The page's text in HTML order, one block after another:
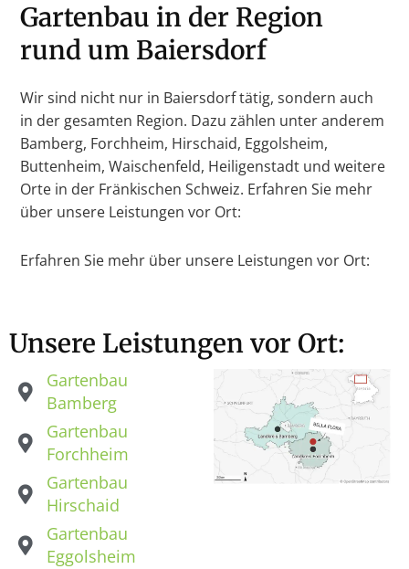
Gartenbau in der Region
rund um Baiersdorf
Wir sind nicht nur in Baiersdorf tätig, sondern auch
in der gesamten Region. Dazu zählen unter anderem
Bamberg, Forchheim, Hirschaid, Eggolsheim,
Buttenheim, Waischenfeld, Heiligenstadt und weitere
Orte in der Fränkischen Schweiz. Erfahren Sie mehr
über unsere Leistungen vor Ort:
Erfahren Sie mehr über unsere Leistungen vor Ort:
Unsere Leistungen vor Ort:
Gartenbau
Bamberg
Gartenbau
Forchheim
Gartenbau
Hirschaid
Gartenbau
Eggolsheim